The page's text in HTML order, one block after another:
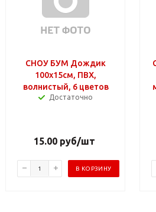
СНОУ БУМ Дождик
100х15см, ПВХ,
волнистый, 6 цветов
Достаточно
15.00 руб/шт
В КОРЗИНУ